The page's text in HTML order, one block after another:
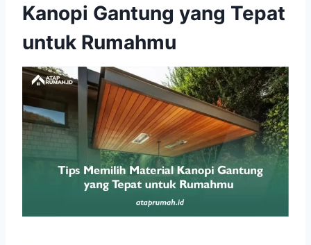
Kanopi Gantung yang Tepat
untuk Rumahmu